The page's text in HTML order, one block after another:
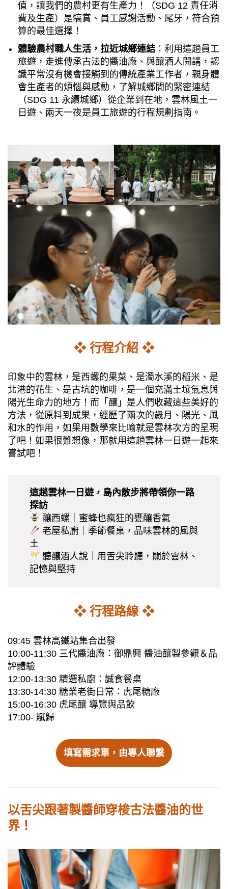
值，讓我們的農村更有生產力！（SDG 12 責任消
費及生產）是犒賞、員工感謝活動、尾牙，符合預
算的最佳選擇！
體驗農村職人生活，拉近城鄉連結 ：利用這趟員工
旅遊，走進傳承古法的醬油廠、與釀酒人開講，認
識平常沒有機會接觸到的傳統產業工作者，親身體
會生產者的煩惱與感動，了解城鄉間的緊密連結
（SDG 11 永續城鄉）從企業到在地，雲林風土一
日遊、兩天一夜是員工旅遊的行程規劃指南。
❖ 行程介紹 ❖
印象中的雲林，是西螺的果菜、是濁水溪的稻米、是
北港的花生、是古坑的咖啡，是一個充滿土壤氣息與
陽光生命力的地方！而「釀」是人們收藏這些美好的
方法，從原料到成果，經歷了兩次的歲月、陽光、風
和水的作用，如果用數學來比喻就是雲林次方的呈現
了吧！如果很難想像，那就用這趟雲林一日遊一起來
嘗試吧！
這趟雲林一日遊，島內散步將帶領你一路
探訪
釀西螺｜蜜蜂也瘋狂的甕釀香氣
老屋私廚｜季節餐桌，品味雲林的風與
土
聽釀酒人說｜用舌尖聆聽，關於雲林、
記憶與堅持
❖ 行程路線 ❖
09:45 雲林高鐵站集合出發
10:00-11:30 三代醬油廠：御鼎興 醬油釀製參觀＆品
評體驗
12:00-13:30 精選私廚：誠食餐桌
13:30-14:30 糖業老街日常：虎尾糖廠
15:00-16:30 虎尾釀 導覽與品飲
17:00- 賦歸
填寫需求單，由專人聯繫
以舌尖跟著製醬師穿梭古法醬油的世
界！